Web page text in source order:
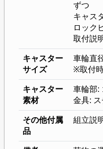
ずつ
キャス
ロック
取付説
キャスター
サイズ
車輪直
※取付
キャスター
素材
車輪部:
金具:
その他付属
品
組立説